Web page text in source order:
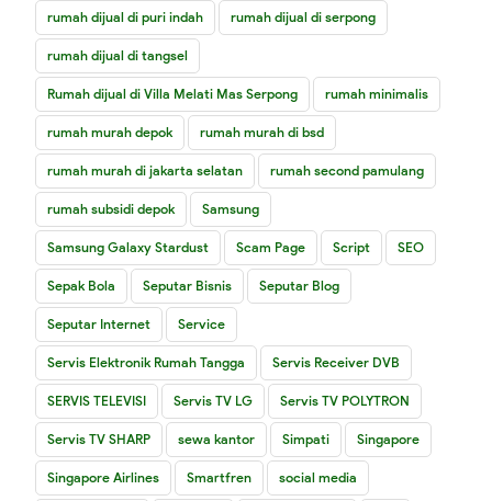
rumah dijual di puri indah rumah dijual di serpong
rumah dijual di tangsel
Rumah dijual di Villa Melati Mas Serpong rumah minimalis
rumah murah depok rumah murah di bsd
rumah murah di jakarta selatan rumah second pamulang
rumah subsidi depok Samsung
Samsung Galaxy Stardust Scam Page Script SEO
Sepak Bola Seputar Bisnis Seputar Blog
Seputar Internet Service
Servis Elektronik Rumah Tangga Servis Receiver DVB
SERVIS TELEVISI Servis TV LG Servis TV POLYTRON
Servis TV SHARP sewa kantor Simpati Singapore
Singapore Airlines Smartfren social media